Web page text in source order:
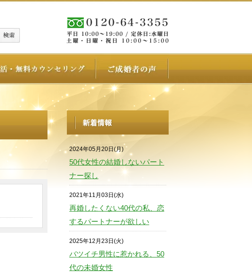
2024年05月20日(月)
50代女性の結婚しないパート
ナー探し
2021年11月03日(水)
再婚したくない40代の私、恋
するパートナーが欲しい
2025年12月23日(火)
バツイチ男性に惹かれる、50
代の未婚女性